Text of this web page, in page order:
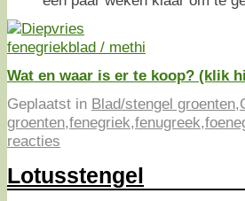
Wat en waar is er te koop? (klik
Geplaatst in Blad/stengel groenten,
groenten,fenegriek,fenugreek,
reacties
Lotusstengel